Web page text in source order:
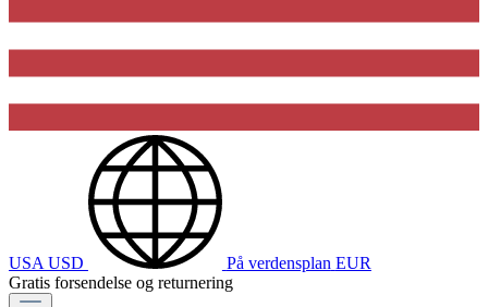
USA USD På verdensplan EUR
Gratis forsendelse og returnering